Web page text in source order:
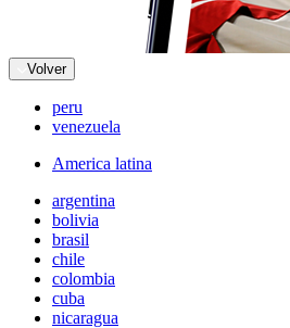
Volver
peru
venezuela
America latina
argentina
bolivia
brasil
chile
colombia
cuba
nicaragua